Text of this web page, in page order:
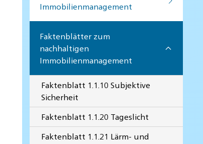
Immobilienmanagement
Faktenblätter zum
nachhaltigen
Immobilienmanagement
Faktenblatt 1.1.10 Subjektive
Sicherheit
Faktenblatt 1.1.20 Tageslicht
Faktenblatt 1.1.21 Lärm- und